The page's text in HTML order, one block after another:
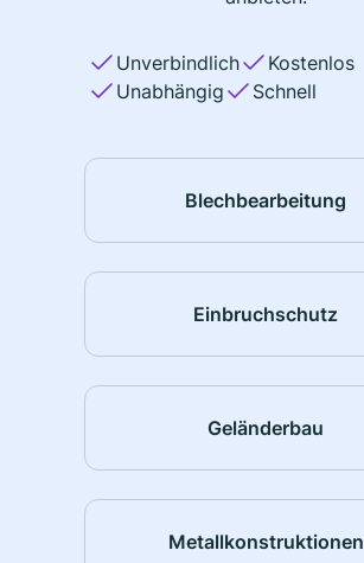
Unverbindlich
Kostenlos
Unabhängig
Schnell
Blechbearbeitung
Einbruchschutz
Geländerbau
Metallkonstruktionen